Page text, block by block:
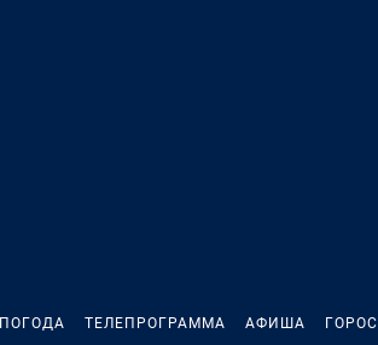
ПОГОДА ТЕЛЕПРОГРАММА АФИША